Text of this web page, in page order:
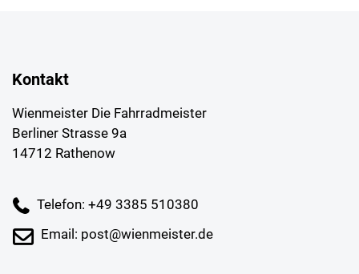
Kontakt
Wienmeister Die Fahrradmeister
Berliner Strasse 9a
14712 Rathenow
Telefon: +49 3385 510380
Email: post@wienmeister.de